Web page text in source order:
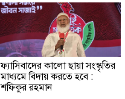
ফ্যাসিবাদের কালো ছায়া সংস্কৃতির
মাধ্যমে বিদায় করতে হবে :
শফিকুর রহমান